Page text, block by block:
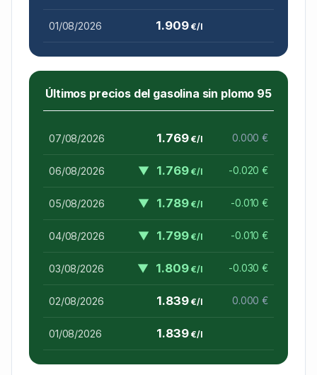
01/08/2026 1.909€/l
Últimos precios del gasolina sin plomo 95
07/08/2026 1.769€/l 0.000 €
06/08/2026 ▼ 1.769€/l -0.020 €
05/08/2026 ▼ 1.789€/l -0.010 €
04/08/2026 ▼ 1.799€/l -0.010 €
03/08/2026 ▼ 1.809€/l -0.030 €
02/08/2026 1.839€/l 0.000 €
01/08/2026 1.839€/l